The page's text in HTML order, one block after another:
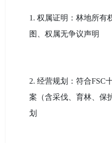
1. 权属证明：林地所有
图、权属无争议声明
2. 经营规划：符合FSC
案（含采伐、育林、保
划